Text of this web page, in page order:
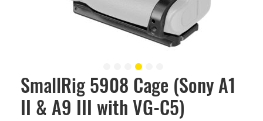
SmallRig 5908 Cage (Sony A1
II & A9 III with VG-C5)
Skip
beginning